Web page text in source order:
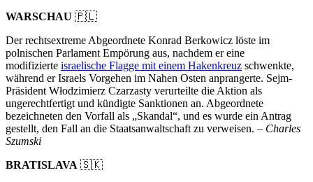
WARSCHAU 🇵🇱
Der rechtsextreme Abgeordnete Konrad Berkowicz löste im
polnischen Parlament Empörung aus, nachdem er eine
modifizierte israelische Flagge mit einem Hakenkreuz schwenkte,
während er Israels Vorgehen im Nahen Osten anprangerte. Sejm-
Präsident Włodzimierz Czarzasty verurteilte die Aktion als
ungerechtfertigt und kündigte Sanktionen an. Abgeordnete
bezeichneten den Vorfall als „Skandal“, und es wurde ein Antrag
gestellt, den Fall an die Staatsanwaltschaft zu verweisen. – Charles
Szumski
BRATISLAVA 🇸🇰